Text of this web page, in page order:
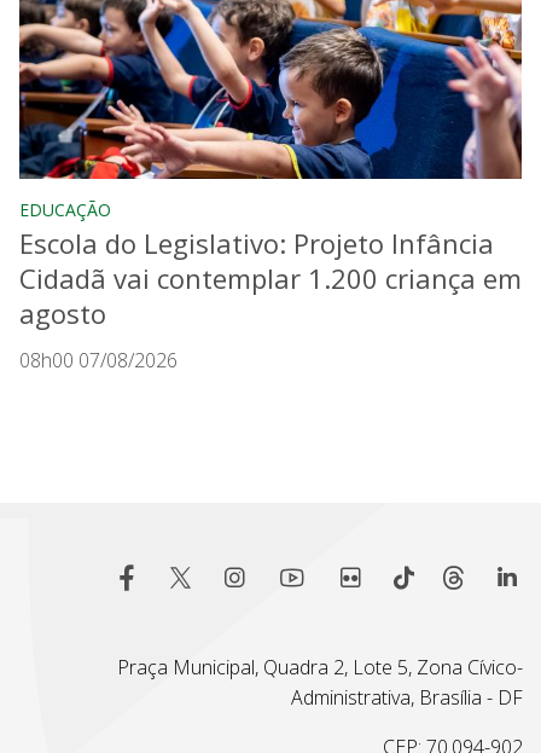
EDUCAÇÃO
Escola do Legislativo: Projeto Infância
Cidadã vai contemplar 1.200 criança em
agosto
08h00 07/08/2026
Praça Municipal, Quadra 2, Lote 5, Zona Cívico-
Administrativa, Brasília - DF
CEP: 70.094-902